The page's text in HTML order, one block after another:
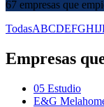
67 empresas que
TodasABCDEFGHIJ
Empresas
05 Estudio
E&G